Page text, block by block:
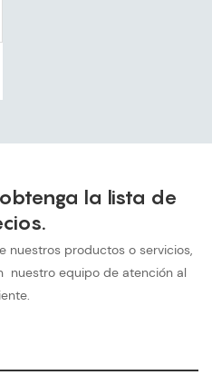
la lista de
nuestros productos o servicios,
nuestro equipo de atención al